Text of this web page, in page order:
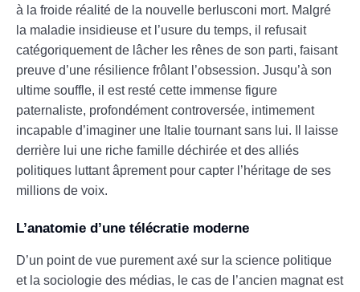
à la froide réalité de la nouvelle berlusconi mort. Malgré
la maladie insidieuse et l’usure du temps, il refusait
catégoriquement de lâcher les rênes de son parti, faisant
preuve d’une résilience frôlant l’obsession. Jusqu’à son
ultime souffle, il est resté cette immense figure
paternaliste, profondément controversée, intimement
incapable d’imaginer une Italie tournant sans lui. Il laisse
derrière lui une riche famille déchirée et des alliés
politiques luttant âprement pour capter l’héritage de ses
millions de voix.
L’anatomie d’une télécratie moderne
D’un point de vue purement axé sur la science politique
et la sociologie des médias, le cas de l’ancien magnat est